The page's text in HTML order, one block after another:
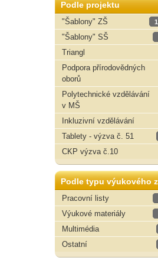
Podle projektu
"Šablony" ZŠ
"Šablony" SŠ
Triangl
Podpora přírodovědných
oborů
Polytechnické vzdělávání
v MŠ
Inkluzivní vzdělávání
Tablety - výzva č. 51
CKP výzva č.10
Podle typu výukového
Pracovní listy
Výukové materiály
Multimédia
Ostatní